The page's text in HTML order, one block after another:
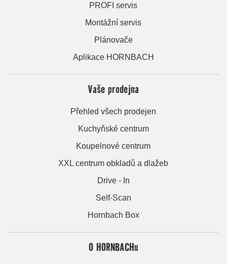
PROFI servis
Montážní servis
Plánovače
Aplikace HORNBACH
Vaše prodejna
Přehled všech prodejen
Kuchyňské centrum
Koupelnové centrum
XXL centrum obkladů a dlažeb
Drive - In
Self-Scan
Hornbach Box
O HORNBACHu